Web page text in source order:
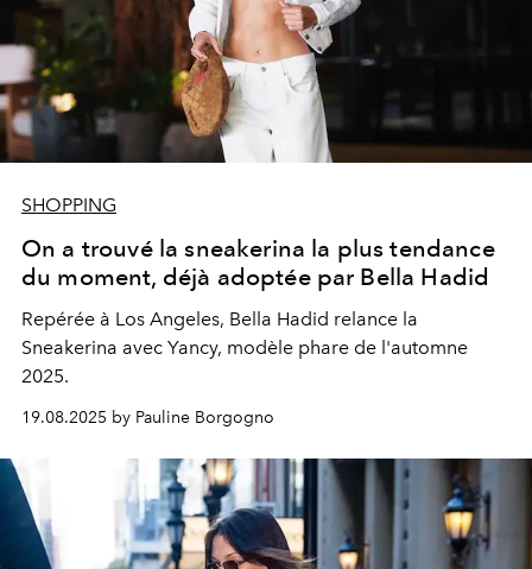
SHOPPING
On a trouvé la sneakerina la plus tendance
du moment, déjà adoptée par Bella Hadid
Repérée à Los Angeles, Bella Hadid relance la
Sneakerina avec Yancy, modèle phare de l'automne
2025.
19.08.2025 by Pauline Borgogno